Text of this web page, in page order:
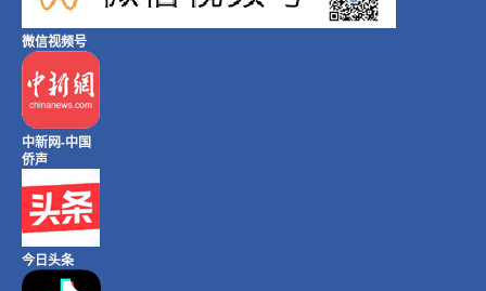
微信视频号
中新网-中国
侨声
今日头条